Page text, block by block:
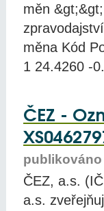
měn
měna Kód
1 24.4260 -
ČEZ -
publikováno
ČEZ, a.s.
a.s.